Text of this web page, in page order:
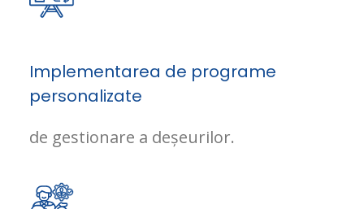
Implementarea de programe
personalizate
de gestionare a deșeurilor.